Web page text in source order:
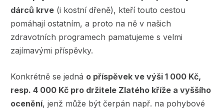
dárců krve (i kostní dřeně), kteří touto cestou
pomáhají ostatním, a proto na ně v našich
zdravotních programech pamatujeme s velmi
zajímavými příspěvky.
Konkrétně se jedná o příspěvek ve výši 1 000 Kč,
resp. 4 000 Kč pro držitele Zlatého kříže a vyššího
ocenění, jenž může být čerpán např. na pohybové